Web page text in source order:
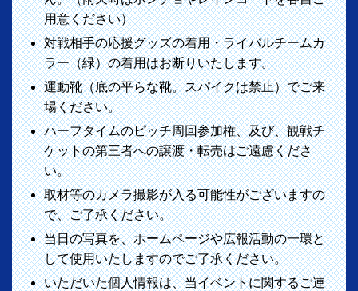
用意ください）
対戦相手の応援グッズの着用・ライバルチームカ
ラー（緑）の着用はお断りいたします。
運動靴（底の平らな靴。スパイクは禁止）でご来
場ください。
ハーフタイムのピッチ周回参加権、及び、観戦チ
ケットの第三者への譲渡・転売はご遠慮くださ
い。
取材等のカメラ撮影が入る可能性がございますの
で、ご了承ください。
当日の写真を、ホームページや広報活動の一環と
して使用いたしますのでご了承ください。
いただいた個人情報は、当イベントに関するご連